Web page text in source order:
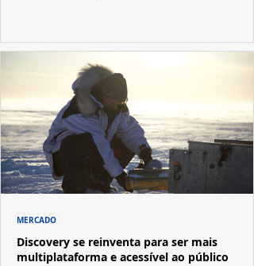
Discovery se reinventa para ser mais
multiplataforma e acessível ao público
MERCADO